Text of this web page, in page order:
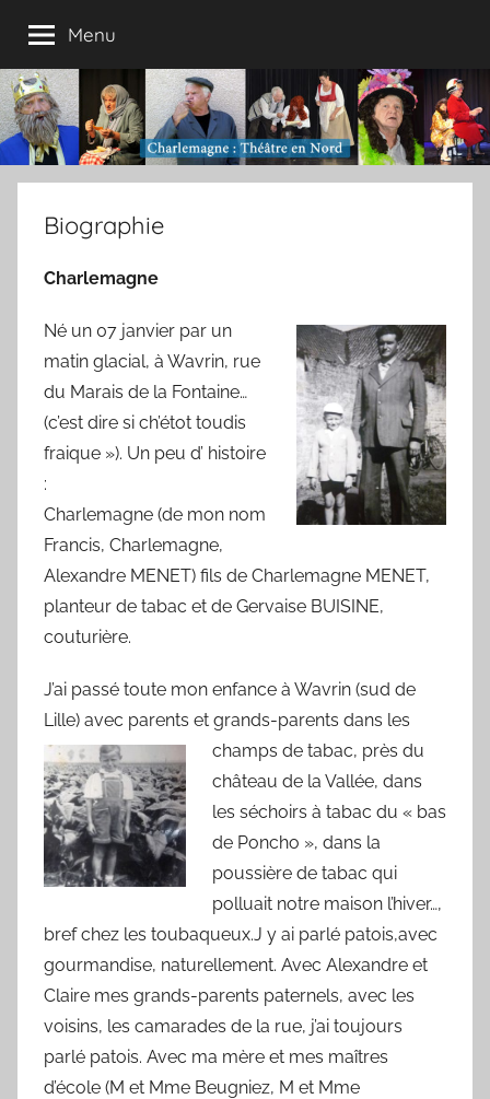
contenu
Menu
Biographie
Charlemagne
Né un 07 janvier par un
matin glacial, à Wavrin, rue
du Marais de la Fontaine…
(c’est dire si ch’étot toudis
fraique »). Un peu d’ histoire
:
Charlemagne (de mon nom
Francis, Charlemagne,
Alexandre MENET) fils de Charlemagne MENET,
planteur de tabac et de Gervaise BUISINE,
couturière.
J’ai passé toute mon enfance à Wavrin (sud de
Lille) avec parents et grands-parents dans les
champs de tabac, près du
château de la Vallée, dans
les séchoirs à tabac du « bas
de Poncho », dans la
poussière de tabac qui
polluait notre maison l’hiver…,
bref chez les toubaqueux.J y ai parlé patois,avec
gourmandise, naturellement. Avec Alexandre et
Claire mes grands-parents paternels, avec les
voisins, les camarades de la rue, j’ai toujours
parlé patois. Avec ma mère et mes maîtres
d’école (M et Mme Beugniez, M et Mme